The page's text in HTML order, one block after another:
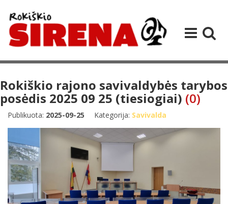
Rokiškio rajono savivaldybės tarybos
posėdis 2025 09 25 (tiesiogiai) (0)
Publikuota: 2025-09-25 Kategorija: Savivalda